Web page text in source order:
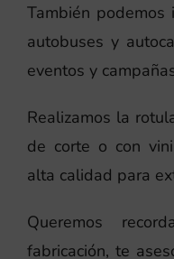
También
autobuses y
eventos y
Realizamos la
de corte o con
alta calidad para
Queremos
fabricación, te